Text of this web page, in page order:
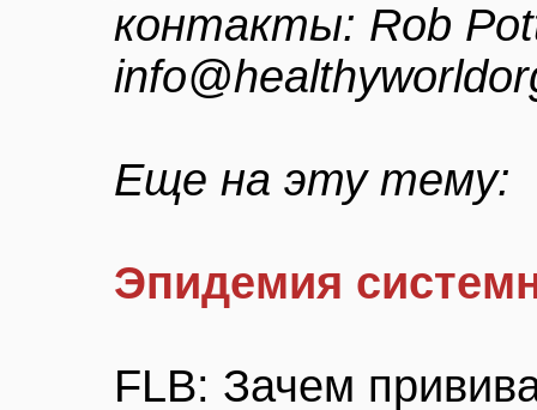
контакты: Rob
Еще на эту тему:
Эпидемия
FLB: Зачем